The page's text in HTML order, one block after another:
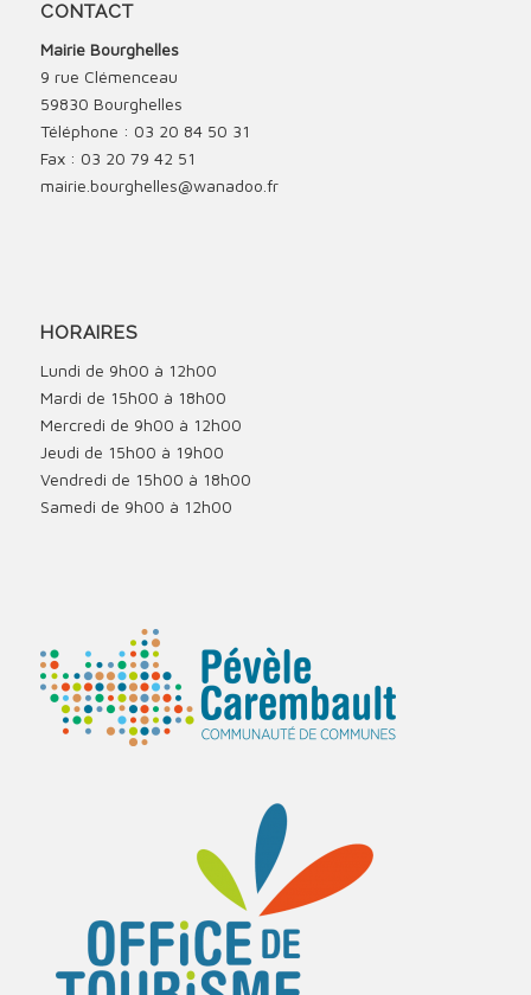
CONTACT
Mairie Bourghelles
9 rue Clémenceau
59830 Bourghelles
Téléphone : 03 20 84 50 31
Fax : 03 20 79 42 51
mairie.bourghelles@wanadoo.fr
HORAIRES
Lundi de 9h00 à 12h00
Mardi de 15h00 à 18h00
Mercredi de 9h00 à 12h00
Jeudi de 15h00 à 19h00
Vendredi de 15h00 à 18h00
Samedi de 9h00 à 12h00